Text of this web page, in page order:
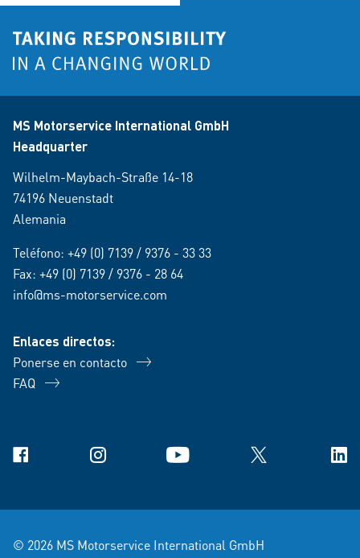
MS Motorservice International GmbH
Headquarter
Wilhelm-Maybach-Straße 14-18
74196 Neuenstadt
Alemania
Teléfono: +49 (0) 7139 / 9376 - 33 33
Fax: +49 (0) 7139 / 9376 - 28 64
info@ms-motorservice.com
Enlaces directos:
Ponerse en contacto
FAQ
Facebook Instagram YouTube X
© 2026 MS Motorservice International GmbH